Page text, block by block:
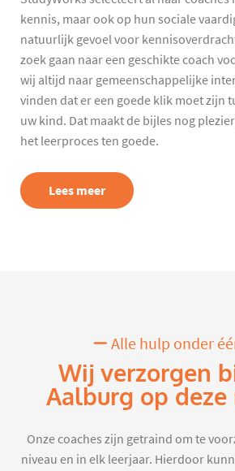
kennis, maar ook op hun sociale
natuurlijk gevoel voor
zoek gaan naar een geschikte coach
wij altijd naar gemeenschappelijke
vinden dat er een goede klik moet zijn
uw kind. Dat maakt de bijles nog
het leerproces ten goede.
Lees meer
Alle hulp onder
Wij verzorgen
Aalburg op deze
Onze coaches zijn getraind om te
niveau en in elk leerjaar. Hierdoor